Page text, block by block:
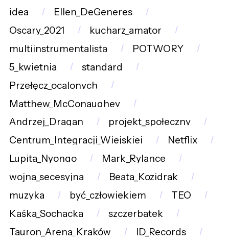
idea
Ellen_DeGeneres
Oscary_2021
kucharz_amator
multiinstrumentalista
POTWORY
5_kwietnia
standard
Przełęcz_ocalonych
Matthew_McConaughey
Andrzej_Dragan
projekt_społeczny
Centrum_Integracji_Wiejskiej
Netflix
Lupita_Nyongo
Mark_Rylance
wojna_secesyjna
Beata_Kozidrak
muzyka
być_człowiekiem
TEO
Kaśka_Sochacka
szczerbatek
Tauron_Arena_Kraków
ID_Records